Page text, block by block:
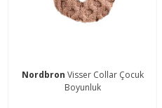
Nordbron Visser Collar Çocuk
Boyunluk